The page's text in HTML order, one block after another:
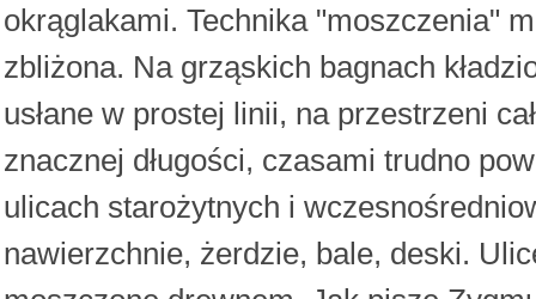
okrąglakami. Technika "moszczenia"
zbliżona. Na grząskich bagnach
usłane w prostej linii, na przestrzeni
znacznej długości, czasami trudno
ulicach starożytnych i
nawierzchnie, żerdzie, bale, deski.